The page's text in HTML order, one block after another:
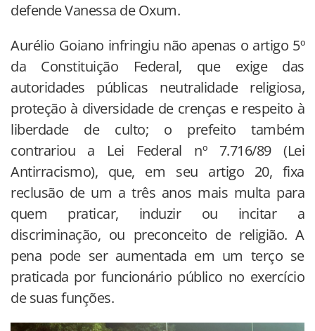
defende Vanessa de Oxum.
Aurélio Goiano infringiu não apenas o artigo 5º
da Constituição Federal, que exige das
autoridades públicas neutralidade religiosa,
proteção à diversidade de crenças e respeito à
liberdade de culto; o prefeito também
contrariou a Lei Federal nº 7.716/89 (Lei
Antirracismo), que, em seu artigo 20, fixa
reclusão de um a três anos mais multa para
quem praticar, induzir ou incitar a
discriminação, ou preconceito de religião. A
pena pode ser aumentada em um terço se
praticada por funcionário público no exercício
de suas funções.